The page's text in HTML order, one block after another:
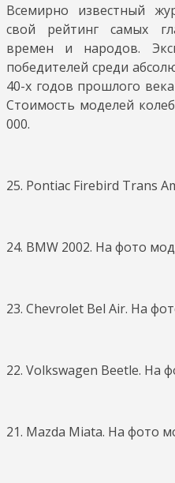
Всемирно известный
свой рейтинг самых
времен и народов.
победителей среди
40-х годов прошлого
Стоимость моделей
000.
25. Pontiac Firebird Trans
24. BMW 2002. На фото
23. Chevrolet Bel Air. На
22. Volkswagen Beetle. На
21. Mazda Miata. На фото